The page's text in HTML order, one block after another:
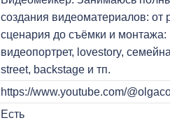
создания видеоматериалов: от
сценария до съёмки и монтажа:
видеопортрет, lovestory,
street, backstage и тп.
https://www.youtube.com/
Есть